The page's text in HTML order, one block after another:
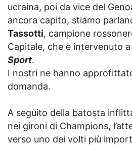
ucraina, poi da vice del
ancora capito, stiamo
Tassotti, campione
Capitale, che è intervenuto a
Sport.
I nostri ne hanno
domanda.
A seguito della batosta
nei gironi di Champions,
verso uno dei volti più